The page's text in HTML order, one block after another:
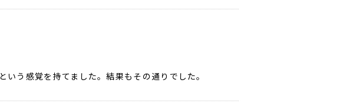
う感覚を持てました。結果もその通りでした。